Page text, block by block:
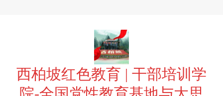
西柏坡红色教育 | 干部培训学